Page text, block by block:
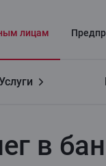
лицaм
в